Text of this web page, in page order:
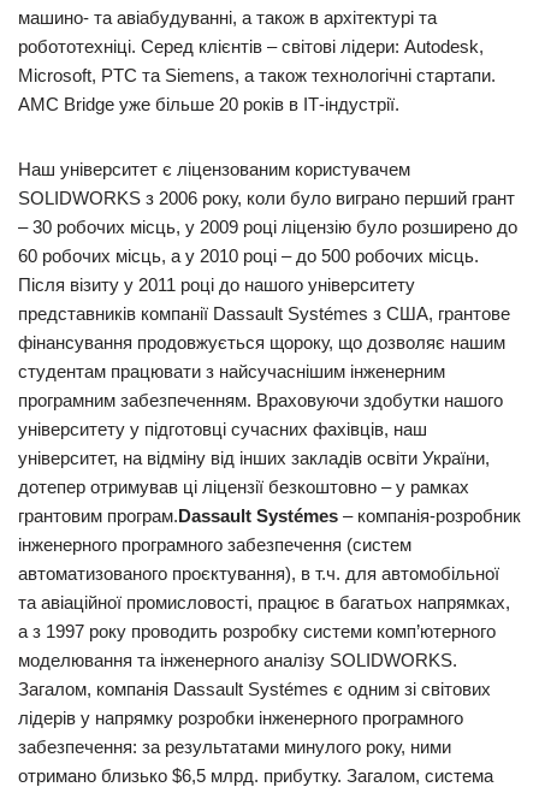
машино- та авіабудуванні, а також в архітектурі та
робототехніці. Серед клієнтів – світові лідери: Autodesk,
Microsoft, PTC та Siemens, а також технологічні стартапи.
AMC Bridge уже більше 20 років в ІТ-індустрії.
Наш університет є ліцензованим користувачем
SOLIDWORKS з 2006 року, коли було виграно перший грант
– 30 робочих місць, у 2009 році ліцензію було розширено до
60 робочих місць, а у 2010 році – до 500 робочих місць.
Після візиту у 2011 році до нашого університету
представників компанії Dassault Systémes з США, грантове
фінансування продовжується щороку, що дозволяє нашим
студентам працювати з найсучаснішим інженерним
програмним забезпеченням. Враховуючи здобутки нашого
університету у підготовці сучасних фахівців, наш
університет, на відміну від інших закладів освіти України,
дотепер отримував ці ліцензії безкоштовно – у рамках
грантовим програм.Dassault Systémes – компанія-розробник
інженерного програмного забезпечення (систем
автоматизованого проєктування), в т.ч. для автомобільної
та авіаційної промисловості, працює в багатьох напрямках,
а з 1997 року проводить розробку системи комп’ютерного
моделювання та інженерного аналізу SOLIDWORKS.
Загалом, компанія Dassault Systémes є одним зі світових
лідерів у напрямку розробки інженерного програмного
забезпечення: за результатами минулого року, ними
отримано близько $6,5 млрд. прибутку. Загалом, система